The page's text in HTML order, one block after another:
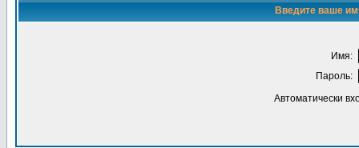
Введите ваше
Имя:
Пароль:
Автоматически